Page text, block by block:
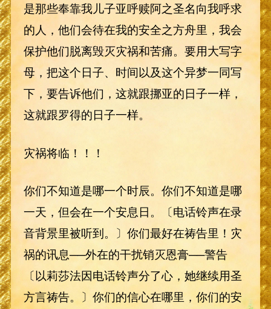
是那些奉靠我儿子亚呼赎阿之圣名向我呼求
的人，他们会待在我的安全之方舟里，我会
保护他们脱离毁灭灾祸和苦痛。要用大写字
母，把这个日子、时间以及这个异梦一同写
下，要告诉他们，这就跟挪亚的日子一样，
这就跟罗得的日子一样。
灾祸将临！！！
你们不知道是哪一个时辰。你们不知道是哪
一天，但会在一个安息日。〔电话铃声在录
音背景里被听到。〕你们最好在祷告里！灾
祸的讯息──外在的干扰销灭恩膏──警告
〔以莉莎法因电话铃声分了心，她继续用圣
方言祷告。〕你们的信心在哪里，你们的安